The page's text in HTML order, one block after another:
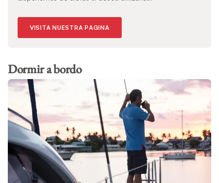
VISITA NUESTRA PAGINA
Dormir a bordo